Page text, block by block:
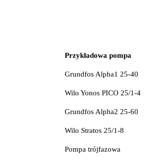
Przykładowa pompa
Grundfos Alpha1 25-40
Wilo Yonos PICO 25/1-4
Grundfos Alpha2 25-60
Wilo Stratos 25/1-8
Pompa trójfazowa